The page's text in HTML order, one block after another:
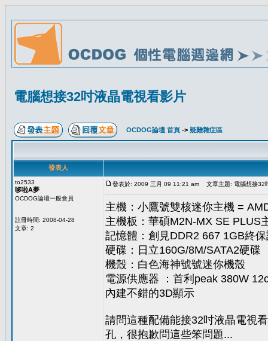
電腦想接32吋液晶電視看影片
OCDOG論壇 首頁 -> 疑難雜症區
發表人
to2533
哆啦A夢
OCDOG論壇一般會員
註冊時間: 2008-04-28
文章: 2
發表於: 2009 三月 09 11:21 am 文章主題: 電腦想接32
主機：小鷹號雙核迷你主機 =
主機板：華碩M2N-MX SE PLUS
記憶體：創見DDR2 667 1GB終
硬碟：日立160G/8M/SATA2硬碟
機殼：白色海神號號迷你機殼
電源供應器 ：首利peak 380W
內建不錯的3D顯示
請問這種配備能接32吋液晶電視
孔，很抱歉問這些笨問題...